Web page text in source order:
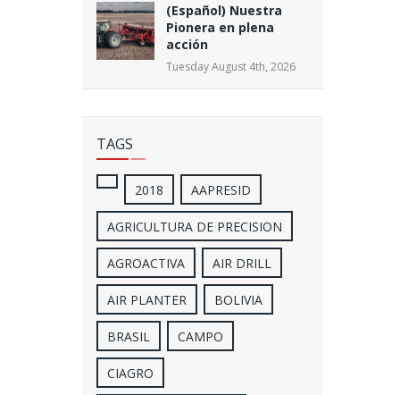
(Español) Nuestra
Pionera en plena
acción
Tuesday August 4th, 2026
TAGS
2018 AAPRESID
AGRICULTURA DE PRECISION
AGROACTIVA AIR DRILL
AIR PLANTER BOLIVIA
BRASIL CAMPO
CIAGRO